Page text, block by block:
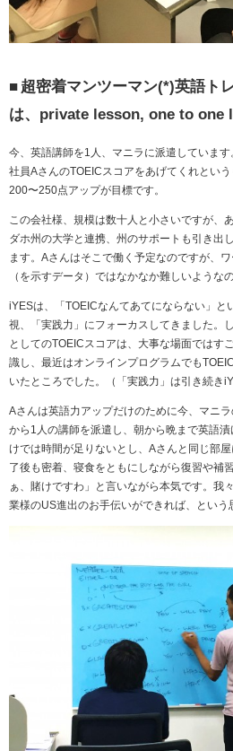
■ 超密着マンツーマン(*)英語ト
は、 private lesson, one to one
今、英語講師を1 人、マニラに派遣していま
社員AさんのTOEICスコアをあげてくれとい
200〜250点アップが目標です。
この会社様、規模は数十人と小さいですが、
ダホ州の大学と連携、州のサポートも引き出
ます。 Aさんはそこで働く予定なのですが、
（を示すデータ）ではなかなか難しいようなの
iYESは、「 TOEICなんてあてにならない」と
視、「実践力」にフォーカスしてきました。
としてのTOEICスコアは、大事な場面ではす
識し、最近はオンラインプログラムでもTOEIC
いたところでした。（「実践力」は引き続き
Aさんは英語力アップだけのために今、マニ
から 1 人の講師を派遣し、朝から晩まで英語
けでは時間が足りないとし、 Aさんと同じ部
了後も密着、寝食をともにしながら復習や補
ぁ、賭けですわ」と言いながら本気です。我
業様のUS進出のお手伝いができれば、という